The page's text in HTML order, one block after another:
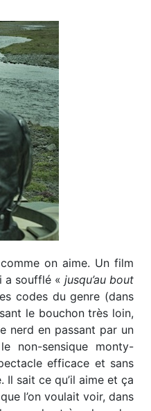
on aime. Un film
a soufflé « jusqu’au bout
codes du genre (dans
le bouchon très loin,
nerd en passant par un
non-sensique monty-
efficace et sans
sait ce qu’il aime et ça
l’on voulait voir, dans